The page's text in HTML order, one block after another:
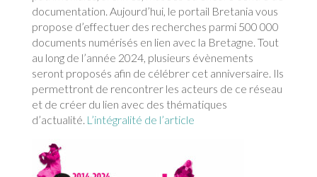
documentation. Aujourd’hui, le portail Bretania vous
propose d’effectuer des recherches parmi 500 000
documents numérisés en lien avec la Bretagne. Tout
au long de l’année 2024, plusieurs évènements
seront proposés afin de célébrer cet anniversaire. Ils
permettront de rencontrer les acteurs de ce réseau
et de créer du lien avec des thématiques
d’actualité. L’intégralité de l’article